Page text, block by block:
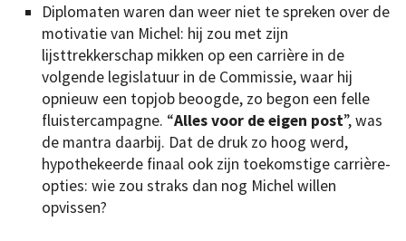
Diplomaten waren dan weer niet te spreken over de
motivatie van Michel: hij zou met zijn
lijsttrekkerschap mikken op een carrière in de
volgende legislatuur in de Commissie, waar hij
opnieuw een topjob beoogde, zo begon een felle
fluistercampagne. “Alles voor de eigen post”, was
de mantra daarbij. Dat de druk zo hoog werd,
hypothekeerde finaal ook zijn toekomstige carrière-
opties: wie zou straks dan nog Michel willen
opvissen?